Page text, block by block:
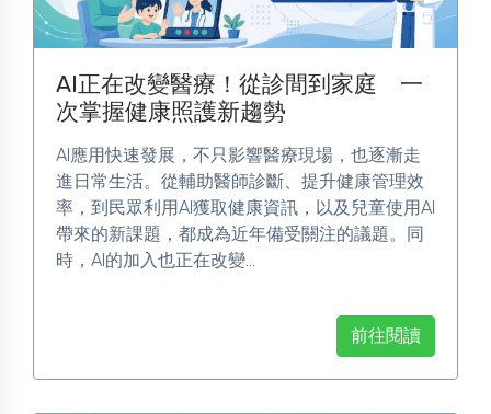
AI正在改變醫療！從診間到家庭 一
次掌握健康照護新趨勢
AI應用快速發展，不只影響醫療現場，也逐漸走
進日常生活。從輔助醫師診斷、提升健康管理效
率，到民眾利用AI獲取健康資訊，以及兒童使用AI
帶來的新課題，都成為近年備受關注的議題。同
時，AI的加入也正在改變...
前往閱讀